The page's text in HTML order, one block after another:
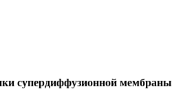
супердиффузионной мембраны